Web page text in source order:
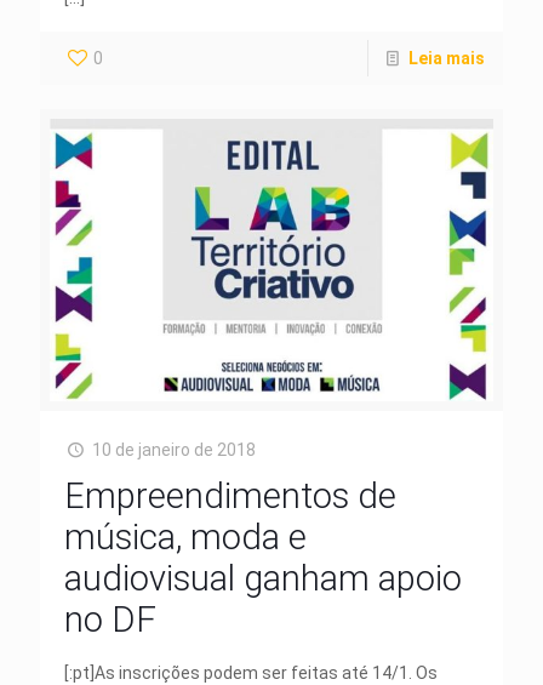
0 Leia mais
10 de janeiro de 2018
Empreendimentos de
música, moda e
audiovisual ganham apoio
no DF
[:pt]As inscrições podem ser feitas até 14/1. Os